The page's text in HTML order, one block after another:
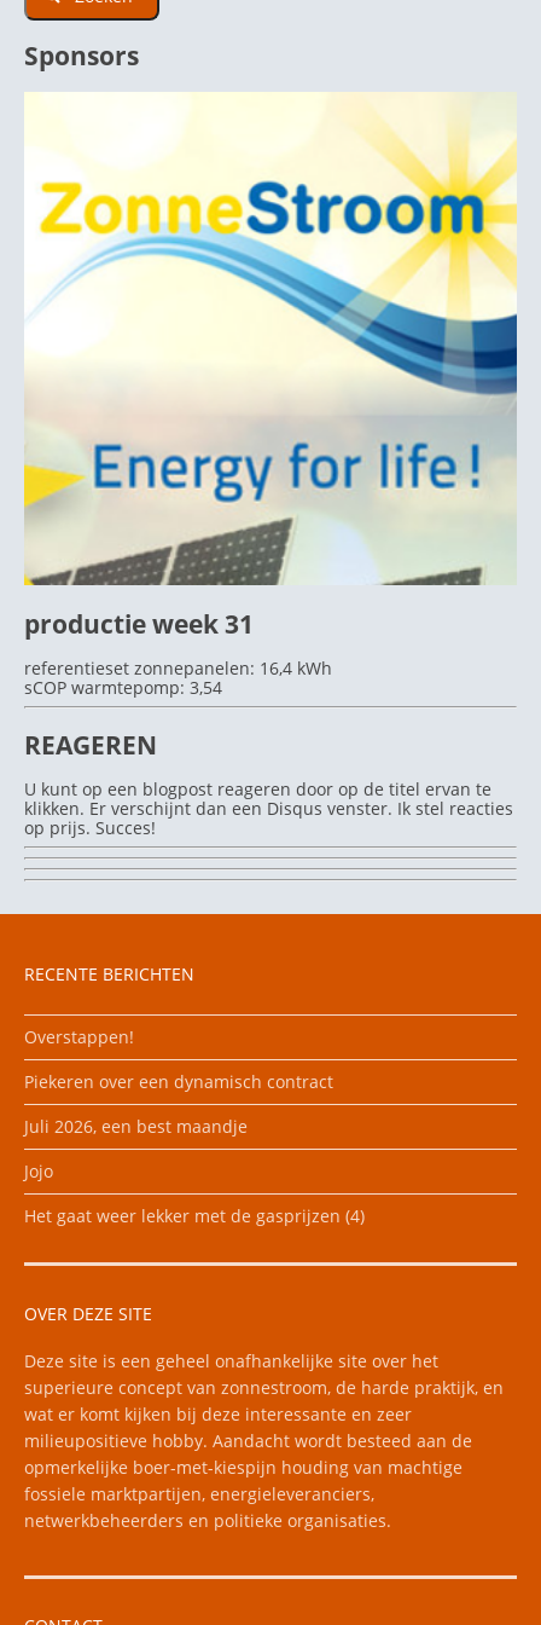
Sponsors
productie week 31
referentieset zonnepanelen: 16,4 kWh
sCOP warmtepomp: 3,54
REAGEREN
U kunt op een blogpost reageren door op de titel ervan te
klikken. Er verschijnt dan een Disqus venster. Ik stel reacties
op prijs. Succes!
RECENTE BERICHTEN
Overstappen!
Piekeren over een dynamisch contract
Juli 2026, een best maandje
Jojo
Het gaat weer lekker met de gasprijzen (4)
OVER DEZE SITE
Deze site is een geheel onafhankelijke site over het
superieure concept van zonnestroom, de harde praktijk, en
wat er komt kijken bij deze interessante en zeer
milieupositieve hobby. Aandacht wordt besteed aan de
opmerkelijke boer-met-kiespijn houding van machtige
fossiele marktpartijen, energieleveranciers,
netwerkbeheerders en politieke organisaties.